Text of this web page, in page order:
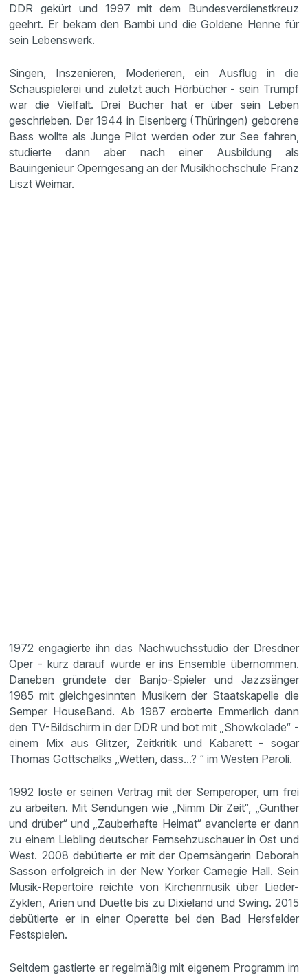
DDR gekürt und 1997 mit dem Bundesverdienstkreuz
geehrt. Er bekam den Bambi und die Goldene Henne für
sein Lebenswerk.
Singen, Inszenieren, Moderieren, ein Ausflug in die
Schauspielerei und zuletzt auch Hörbücher - sein Trumpf
war die Vielfalt. Drei Bücher hat er über sein Leben
geschrieben. Der 1944 in Eisenberg (Thüringen) geborene
Bass wollte als Junge Pilot werden oder zur See fahren,
studierte dann aber nach einer Ausbildung als
Bauingenieur Operngesang an der Musikhochschule Franz
Liszt Weimar.
1972 engagierte ihn das Nachwuchsstudio der Dresdner
Oper - kurz darauf wurde er ins Ensemble übernommen.
Daneben gründete der Banjo-Spieler und Jazzsänger
1985 mit gleichgesinnten Musikern der Staatskapelle die
Semper HouseBand. Ab 1987 eroberte Emmerlich dann
den TV-Bildschirm in der DDR und bot mit „Showkolade“ -
einem Mix aus Glitzer, Zeitkritik und Kabarett - sogar
Thomas Gottschalks „Wetten, dass...? “ im Westen Paroli.
1992 löste er seinen Vertrag mit der Semperoper, um frei
zu arbeiten. Mit Sendungen wie „Nimm Dir Zeit“, „Gunther
und drüber“ und „Zauberhafte Heimat“ avancierte er dann
zu einem Liebling deutscher Fernsehzuschauer in Ost und
West. 2008 debütierte er mit der Opernsängerin Deborah
Sasson erfolgreich in der New Yorker Carnegie Hall. Sein
Musik-Repertoire reichte von Kirchenmusik über Lieder-
Zyklen, Arien und Duette bis zu Dixieland und Swing. 2015
debütierte er in einer Operette bei den Bad Hersfelder
Festspielen.
Seitdem gastierte er regelmäßig mit eigenem Programm im